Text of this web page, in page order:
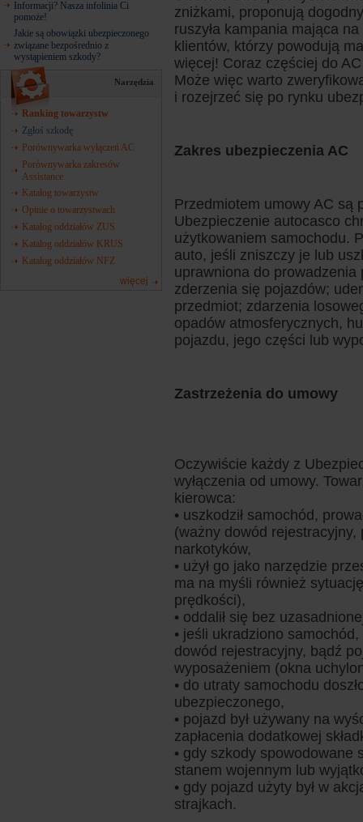
Informacji? Nasza infolinia Ci
pomoże!
Jakie są obowiązki ubezpieczonego
związane bezpośrednio z
wystąpieniem szkody?
Narzędzia
Ranking towarzystw
Zgłoś szkodę
Porównywarka wyłączeń AC
Porównywarka zakresów
Assistance
Katalog towarzystw
Opinie o towarzystwach
Katalog oddziałów ZUS
Katalog oddziałów KRUS
Katalog oddziałów NFZ
więcej
zniżkami, proponują
ruszyła kampania mająca
klientów, którzy powodują
więcej! Coraz częściej do
Może więc warto
i rozejrzeć się po rynku
Zakres ubezpieczenia AC
Przedmiotem umowy AC są
Ubezpieczenie autocasco
użytkowaniem samochodu.
auto, jeśli zniszczy je lub
uprawniona do
zderzenia się pojazdów;
przedmiot; zdarzenia
opadów atmosferycznych,
pojazdu, jego części lub
Zastrzeżenia do umowy
Oczywiście każdy z
wyłączenia od umowy.
kierowca:
• uszkodził samochód,
(ważny dowód rejestracyjny,
narkotyków,
• użył go jako narzędzie
ma na myśli również
prędkości),
• oddalił się bez
• jeśli ukradziono
dowód rejestracyjny, bądź
wyposażeniem (okna
• do utraty samochodu
ubezpieczonego,
• pojazd był używany na
zapłacenia dodatkowej
• gdy szkody spowodowane
stanem wojennym lub
• gdy pojazd użyty był w
strajkach.